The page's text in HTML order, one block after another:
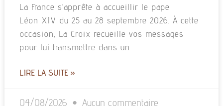
La France s’apprête à accueillir le pape
Léon XIV du 25 au 28 septembre 2026. À cette
occasion, La Croix recueille vos messages
pour lui transmettre dans un
LIRE LA SUITE »
04/08/2026 Aucun commentaire